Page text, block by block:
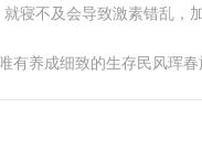
寝不及会导致激素错乱，
有养成细致的生存民风珲